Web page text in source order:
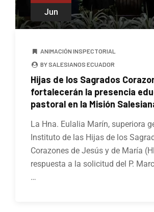
Jun
ANIMACIÓN INSPECTORIAL
BY SALESIANOS ECUADOR
Hijas de los Sagrados
fortalecerán la presencia
pastoral en la Misión
La Hna. Eulalia Marín, superiora
Instituto de las Hijas de los
Corazones de Jesús y de María
respuesta a la solicitud del P.
…